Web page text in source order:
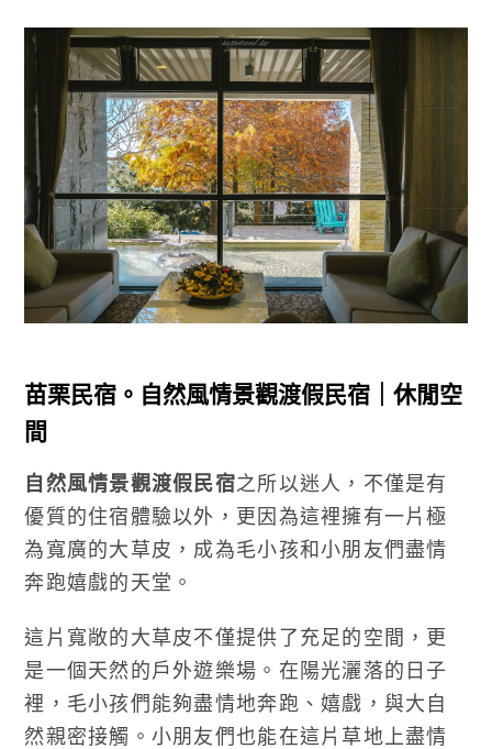
苗栗民宿。自然風情景觀渡假民宿｜休閒空
間
自然風情景觀渡假民宿之所以迷人，不僅是有
優質的住宿體驗以外，更因為這裡擁有一片極
為寬廣的大草皮，成為毛小孩和小朋友們盡情
奔跑嬉戲的天堂。
這片寬敞的大草皮不僅提供了充足的空間，更
是一個天然的戶外遊樂場。在陽光灑落的日子
裡，毛小孩們能夠盡情地奔跑、嬉戲，與大自
然親密接觸。小朋友們也能在這片草地上盡情